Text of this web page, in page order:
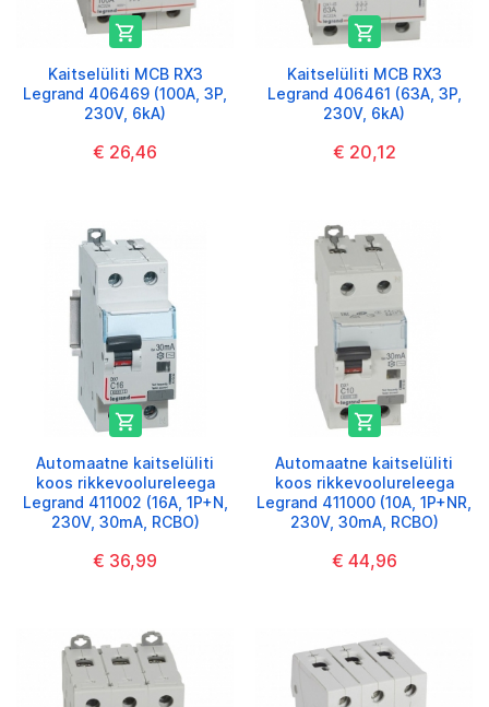

Kaitselüliti MCB RX3
Legrand 406469 (100A, 3P,
230V, 6kA)
€ 26,46

Kaitselüliti MCB RX3
Legrand 406461 (63A, 3P,
230V, 6kA)
€ 20,12

Automaatne kaitselüliti
koos rikkevoolureleega
Legrand 411002 (16A, 1P+N,
230V, 30mA, RCBO)
€ 36,99

Automaatne kaitselüliti
koos rikkevoolureleega
Legrand 411000 (10A, 1P+NR,
230V, 30mA, RCBO)
€ 44,96